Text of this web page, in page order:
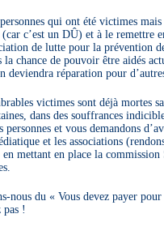
qui ont été victimes
c’est un DÛ) et à le remettre
de lutte pour la prévention
la chance de pouvoir être aidés
deviendra réparation pour
victimes sont déjà mortes
dans des souffrances
personnes et vous demandons
et les associations
en mettant en place la
nous du « Vous devez payer
pas !